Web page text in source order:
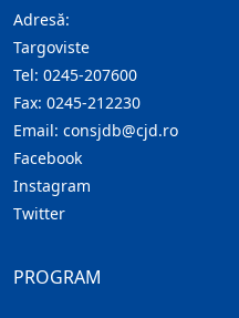
Adresă:
Targoviste
Tel: 0245-207600
Fax: 0245-212230
Email: consjdb@cjd.ro
Facebook
Instagram
Twitter
PROGRAM